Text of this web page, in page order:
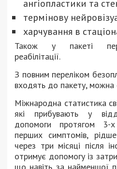
ангіопластики та
термінову
харчування в
Також у пакеті
реабілітації.
З повним переліком
входять до пакету, можна
Міжнародна статистика
які прибувають у
допомоги протягом 3-
перших симптомів, рідше
через три місяці після
отримує допомогу із
що навіть за найменшої